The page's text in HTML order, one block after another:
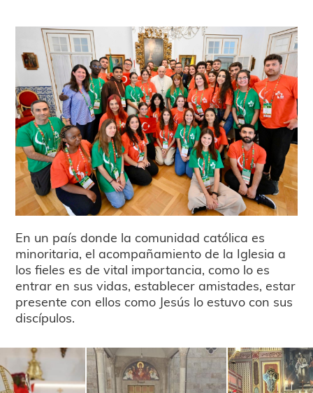
En un país donde la comunidad católica es
minoritaria, el acompañamiento de la Iglesia a
los fieles es de vital importancia, como lo es
entrar en sus vidas, establecer amistades, estar
presente con ellos como Jesús lo estuvo con sus
discípulos.